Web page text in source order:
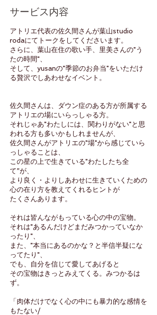
サービス内容
アトリエ代表の佐久間さんが葉山studio
rodaにてトークをしてくださいます。
さらに、葉山在住の歌い手、里美さんの"う
たの時間"、
そして、yusanの"季節のお弁当"をいただけ
る贅沢でしあわせなイベント。
佐久間さんは、ダウン症のある方が所属する
アトリエの場にいらっしゃる方。
それじゃあ"わたしには、関わりがない"と思
われる方も多いかもしれませんが、
佐久間さんがアトリエの"場"から感じていら
っしゃることは、
この星の上で生きている"わたしたち全
て”が、
より良く・よりしあわせに生きていくための
心の在り方を教えてくれるヒントが
たくさんあります。
それは皆んながもっている心の中の宝物。
それは"あるんだけどまだみつかっていなか
ったり"、
また、"本当にあるのかな？と半信半疑にな
ってたり"、
でも、自分を信じて愛してあげると
その宝物はきっとみえてくる。みつかるは
ず。
「肉体だけでなく心の中にも暴力的な感情を
もたない/